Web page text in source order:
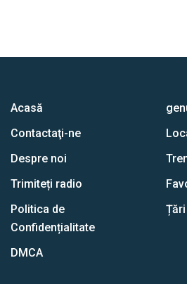
Acasă
Contactaţi-ne
Despre noi
Trimiteți radio
Politica de
Confidențialitate
DMCA
Țări